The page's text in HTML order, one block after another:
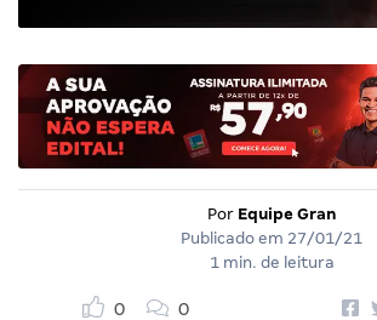
Por Equipe Gran
Publicado em 27/01/21
1 min. de leitura
0 0